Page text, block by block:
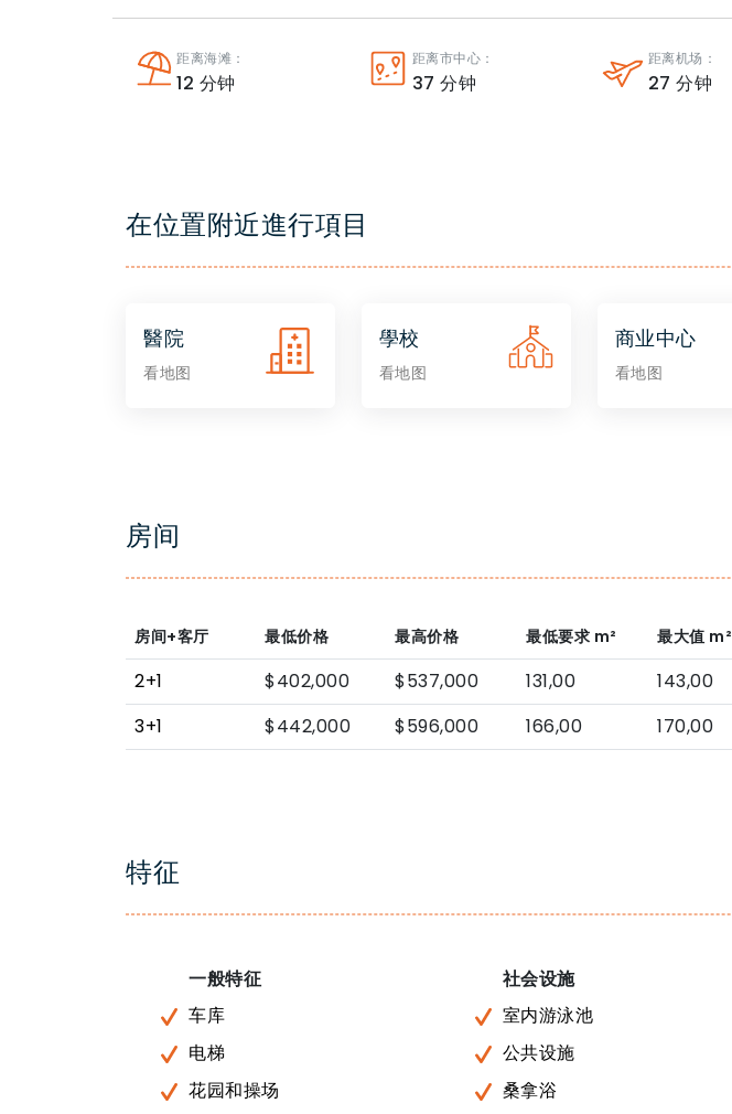
距离海滩：
12 分钟
距离市中心：
37分钟
距离机场：
27 分钟
在位置附近進行項目
醫院
看地图
學校
看地图
商业中心
看地图
房间
房间+客厅 最低价格 最高价格 最低要求 m² 最大值m²
2+1 $402,000 $537,000 131,00 143,00
3+1
$442,000 $596,000 166,00 170,00
特征
一般特征
车库
电梯
花园和操场
社会设施
室内游泳池
公共设施
桑拿浴